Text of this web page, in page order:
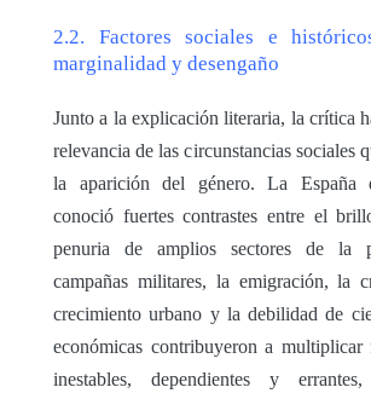
2.2. Factores sociales e
marginalidad y desengaño
Junto a la explicación literaria, la crítica
relevancia de las circunstancias sociales
la aparición del género. La
conoció fuertes contrastes entre el
penuria de amplios sectores de la
campañas militares, la emigración, la
crecimiento urbano y la debilidad de
económicas contribuyeron a multiplicar
inestables, dependientes y errantes,